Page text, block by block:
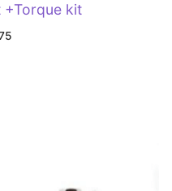
+Torque kit